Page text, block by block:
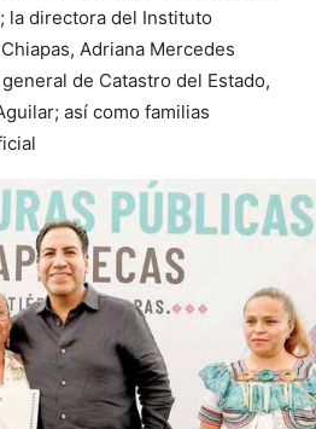
la directora del Instituto
Adriana Mercedes
de Catastro del Estado,
así como familias